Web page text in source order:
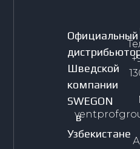
Официальный
Шведской
компании
SWEGON
в
Узбекистане